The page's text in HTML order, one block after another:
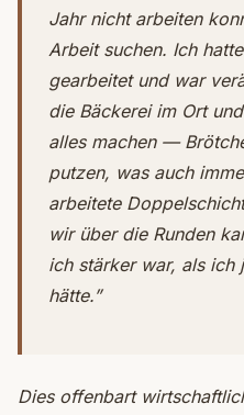
Jahr nicht arbeiten
Arbeit suchen. Ich
gearbeitet und war
die Bäckerei im Ort
alles machen —
putzen, was auch
arbeitete
wir über die Runden
ich stärker war, als ich
hätte.”
Dies offenbart